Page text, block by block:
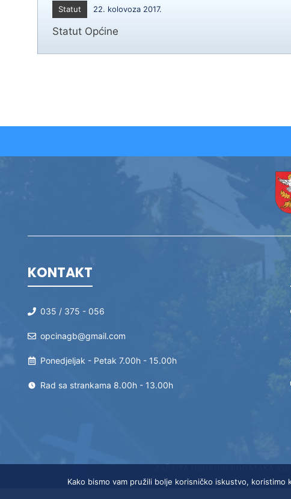
Statut 22. kolovoza 2017.
Statut Općine
KONTAKT
035 / 375 - 056
opcinagb@gmail.com
Ponedjeljak - Petak 7.00h - 15.00h
Rad sa strankama 8.00h - 13.00h
Kako bismo vam pružili bolje korisničko iskustvo,